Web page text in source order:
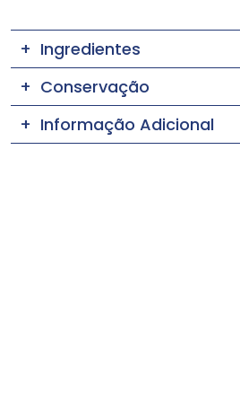
Ingredientes
Conservação
Informação Adicional